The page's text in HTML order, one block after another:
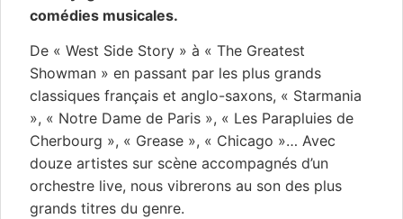
comédies musicales.
De « West Side Story » à « The Greatest
Showman » en passant par les plus grands
classiques français et anglo-saxons, « Starmania
», « Notre Dame de Paris », « Les Parapluies de
Cherbourg », « Grease », « Chicago »… Avec
douze artistes sur scène accompagnés d’un
orchestre live, nous vibrerons au son des plus
grands titres du genre.